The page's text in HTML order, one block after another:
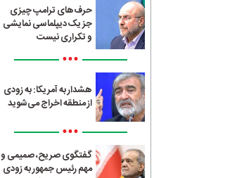
حرف‌های ترامپ چیزی
جز یک دیپلماسی نمایشی
و تکراری نیست
•••
هشدار به آمریکا: به زودی
از منطقه اخراج می‌شوید
•••
گفتگوی صریح، صمیمی و
مهم رئیس جمهور به زودی